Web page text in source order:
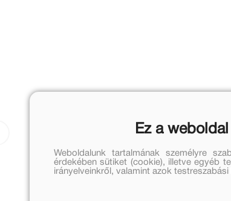
Ez a
Weboldalunk tartalmának személyre
érdekében sütiket (cookie), illetve egyéb
irányelveinkről, valamint azok